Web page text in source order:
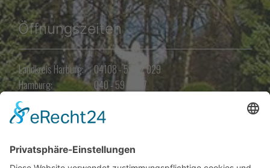
Öffnungszeiten
Landkreis Harburg:
04108 - 59 02 029
Hamburg:
040 - 59 55 37
Kreis Segeberg: